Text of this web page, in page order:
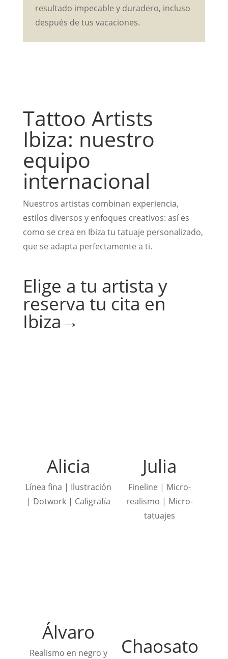
resultado impecable y duradero, incluso
después de tus vacaciones.
Tattoo Artists
Ibiza: nuestro
equipo
internacional
Nuestros artistas combinan experiencia,
estilos diversos y enfoques creativos: así es
como se crea en Ibiza tu tatuaje personalizado,
que se adapta perfectamente a ti.
Elige a tu artista y
reserva tu cita en
Ibiza→
Alicia
Línea fina | Ilustración
| Dotwork | Caligrafía
Álvaro
Realismo en negro y
Julia
Fineline | Micro-
realismo | Micro-
tatuajes
Chaosato